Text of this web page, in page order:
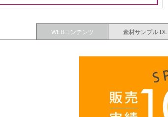
WEBコンテンツ 素材サンプル DL